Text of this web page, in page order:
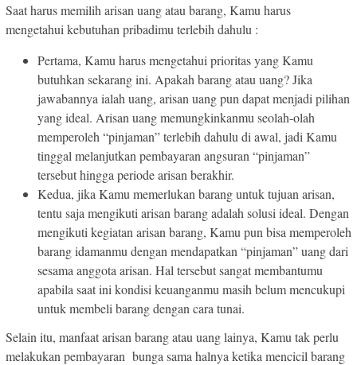
Saat harus memilih arisan uang atau barang, Kamu harus
mengetahui kebutuhan pribadimu terlebih dahulu :
Pertama, Kamu harus mengetahui prioritas yang Kamu
butuhkan sekarang ini. Apakah barang atau uang? Jika
jawabannya ialah uang, arisan uang pun dapat menjadi pilihan
yang ideal. Arisan uang memungkinkanmu seolah-olah
memperoleh “pinjaman” terlebih dahulu di awal, jadi Kamu
tinggal melanjutkan pembayaran angsuran “pinjaman”
tersebut hingga periode arisan berakhir.
Kedua, jika Kamu memerlukan barang untuk tujuan arisan,
tentu saja mengikuti arisan barang adalah solusi ideal. Dengan
mengikuti kegiatan arisan barang, Kamu pun bisa memperoleh
barang idamanmu dengan mendapatkan “pinjaman” uang dari
sesama anggota arisan. Hal tersebut sangat membantumu
apabila saat ini kondisi keuanganmu masih belum mencukupi
untuk membeli barang dengan cara tunai.
Selain itu, manfaat arisan barang atau uang lainya, Kamu tak perlu
melakukan pembayaran bunga sama halnya ketika mencicil barang